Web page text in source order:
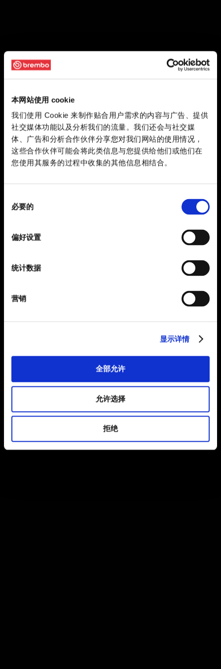
本网站使用 cookie
我们使用 Cookie 来制作贴合用户需求的内容与广告、提供
社交媒体功能以及分析我们的流量。我们还会与社交媒
体、广告和分析合作伙伴分享您对我们网站的使用情况，
这些合作伙伴可能会将此类信息与您提供给他们或他们在
您使用其服务的过程中收集的其他信息相结合。
必要的
偏好设置
统计数据
营销
显示详情
全部允许
允许选择
拒绝